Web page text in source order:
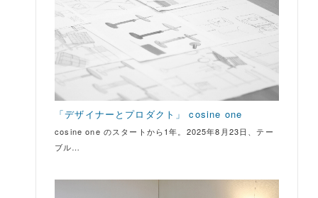
「デザイナーとプロダクト」 cosine one
cosine one のスタートから1年。2025年8月23日、テー
ブル…